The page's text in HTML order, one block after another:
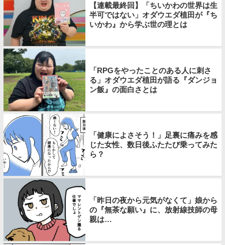
【連載最終回】「ちいかわの世界は生
半可ではない」オダウエダ植田が『ち
いかわ』から学ぶ世の理とは
「RPGをやったことのある人に刺さ
る」オダウエダ植田が語る『ダンジョ
ン飯』の面白さとは
「健康によさそう！」足裏に痛みを感
じた女性、数日後ふたたび乗ってみた
ら？
「昨日の夜から元気がなくて」娘から
の『無茶な願い』に、放射線技師の母
親は…